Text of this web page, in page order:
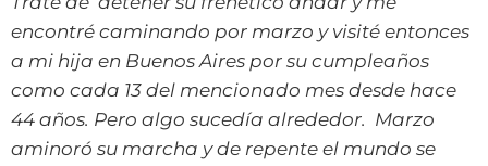
encontré caminando por marzo y visité entonces
a mi hija en Buenos Aires por su cumpleaños
como cada 13 del mencionado mes desde hace
44 años. Pero algo sucedía alrededor. Marzo
aminoró su marcha y de repente el mundo se